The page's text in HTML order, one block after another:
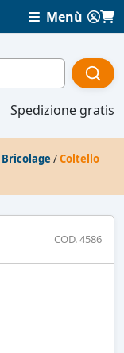
Menù
Spedizione gratis
Bricolage /Coltello
COD. 4586